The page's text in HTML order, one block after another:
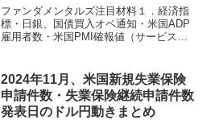
ファンダメンタルズ注目材料１．経済指
標・日銀、国債買入オペ通知・米国ADP
雇用者数・米国PMI確報値（サービス
国トランプ大統領・FRB３．その他・米
国主要企業決算（ア...
2024年11月、米国新規失業保険
申請件数・失業保険継続申請件数
発表日のドル円動きまとめ